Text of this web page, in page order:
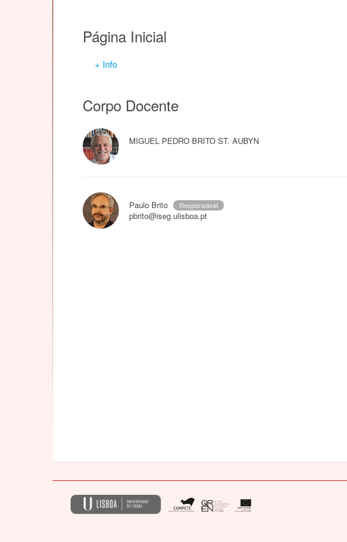
Página Inicial
+ Info
Corpo Docente
MIGUEL PEDRO BRITO ST. AUBYN
Paulo Brito Responsável
pbrito@iseg.ulisboa.pt